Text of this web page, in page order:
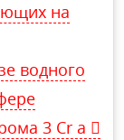
на
водного
3 Cr a 